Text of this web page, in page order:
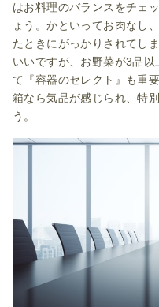
はお料理のバランスをチェ
ょう。かといってお肉なし
たときにがっかりされてし
いいですが、お野菜が3品
て『容器のセレクト』も重
箱なら気品が感じられ、特
う。